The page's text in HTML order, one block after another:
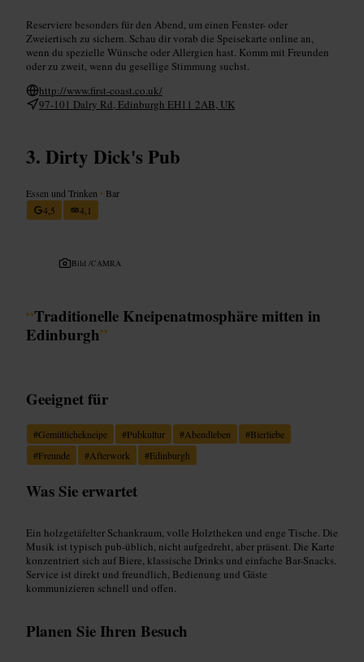
Reserviere besonders für den Abend, um einen Fenster- oder
Zweiertisch zu sichern. Schau dir vorab die Speisekarte online an,
wenn du spezielle Wünsche oder Allergien hast. Komm mit Freunden
oder zu zweit, wenn du gesellige Stimmung suchst.
http://www.first-coast.co.uk/
97-101 Dalry Rd, Edinburgh EH11 2AB, UK
Dirty Dick's Pub
Essen und Trinken • Bar
4,5
4,1
Bild /CAMRA
“Traditionelle Kneipenatmosphäre mitten in
Edinburgh”
Geeignet für
#Gemütlichekneipe #Pubkultur #Abendleben #Bierliebe
#Freunde #Afterwork #Edinburgh
Was Sie erwartet
Ein holzgetäfelter Schankraum, volle Holztheken und enge Tische. Die
Musik ist typisch pub-üblich, nicht aufgedreht, aber präsent. Die Karte
konzentriert sich auf Biere, klassische Drinks und einfache Bar-Snacks.
Service ist direkt und freundlich, Bedienung und Gäste
kommunizieren schnell und offen.
Planen Sie Ihren Besuch